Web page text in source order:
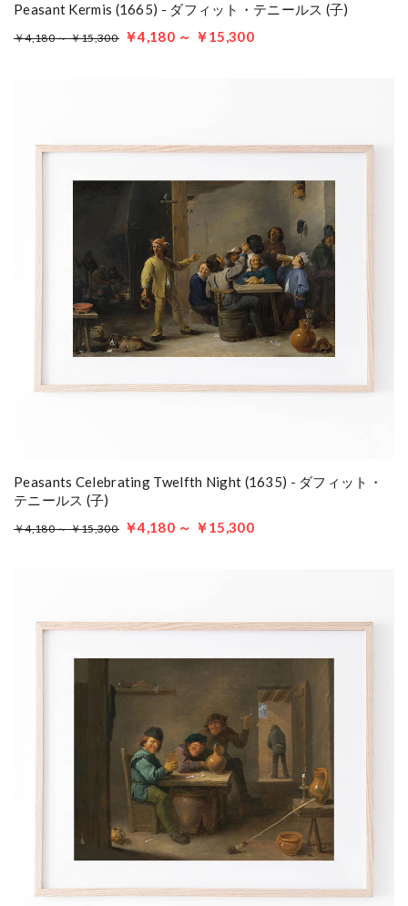
Peasant Kermis (1665) - ダフィット・テニールス (子)
￥4,180 ～ ￥15,300 ￥4,180 ～ ￥15,300
Peasants Celebrating Twelfth Night (1635) - ダフィット・
テニールス (子)
￥4,180 ～ ￥15,300 ￥4,180 ～ ￥15,300